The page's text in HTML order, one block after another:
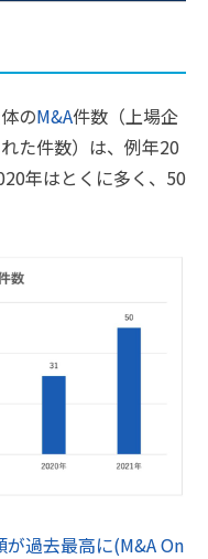
のM&A件数（上場企
た件数）は、例年20
年はとくに多く、50
が過去最高に(M&A On